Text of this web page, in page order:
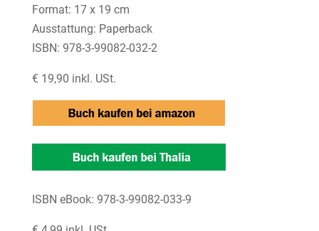
Format: 17 x 19 cm
Ausstattung: Paperback
ISBN: 978-3-99082-032-2
€ 19,90 inkl. USt.
ISBN eBook: 978-3-99082-033-9